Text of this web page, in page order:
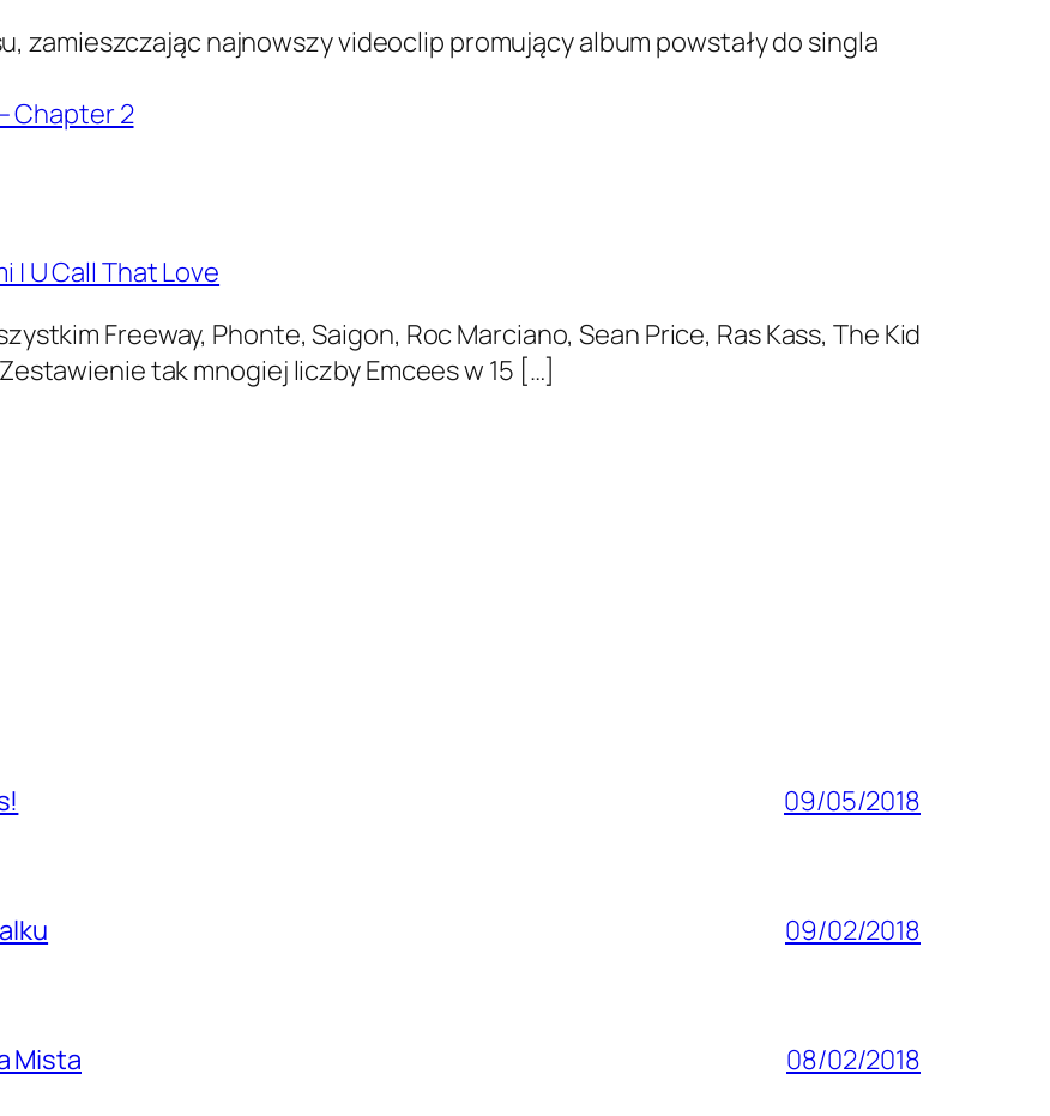
zamieszczając najnowszy videoclip promujący album powstały do singla
Chapter 2
| U Call That Love
Freeway, Phonte, Saigon, Roc Marciano, Sean Price, Ras Kass, The Kid
tak mnogiej liczby Emcees w 15 […]
09/05/2018
09/02/2018
Mista 08/02/2018